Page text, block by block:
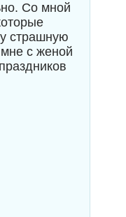
Со мной
страшную
с женой